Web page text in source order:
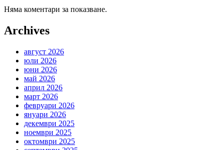
Няма коментари за показване.
Archives
август 2026
юли 2026
юни 2026
май 2026
април 2026
март 2026
февруари 2026
януари 2026
декември 2025
ноември 2025
октомври 2025